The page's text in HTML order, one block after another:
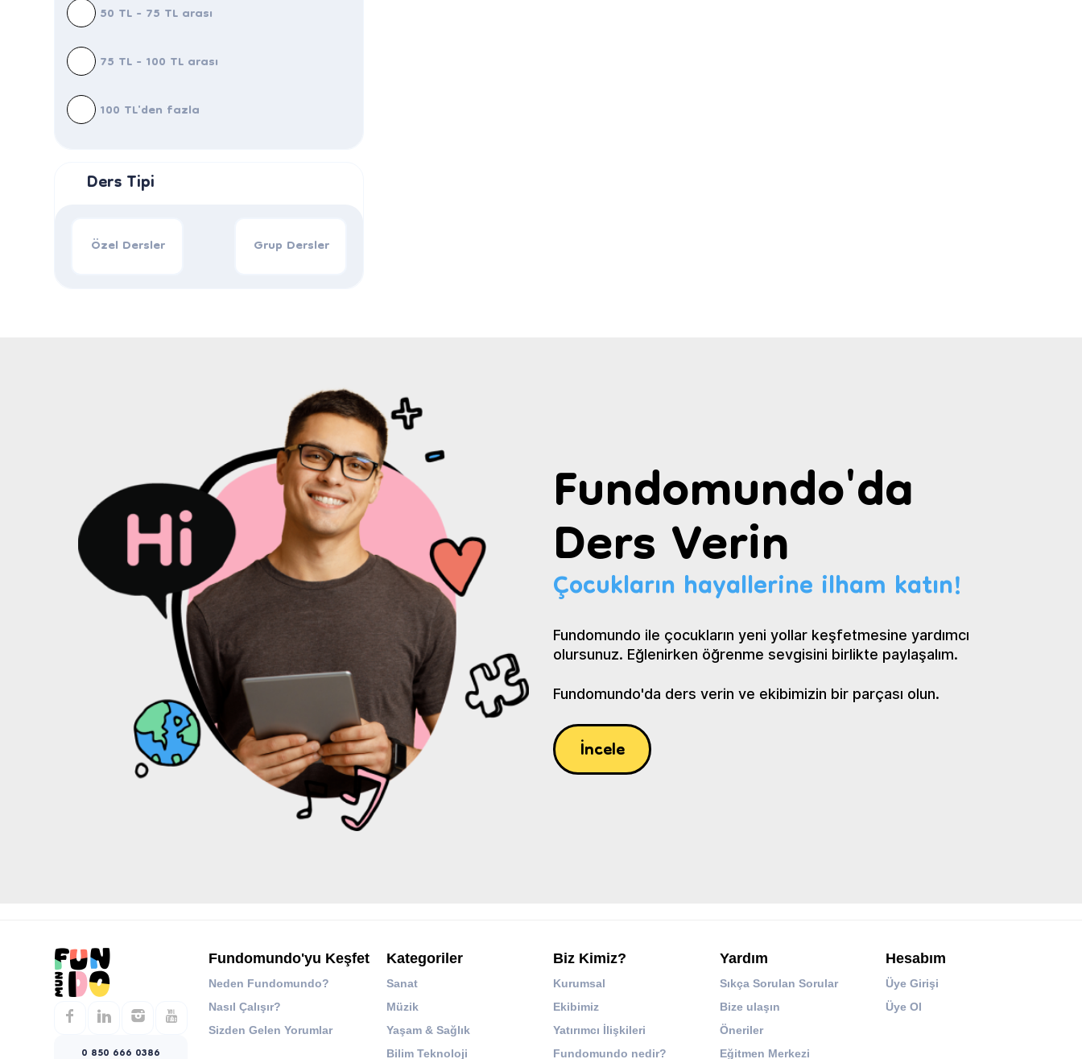
50 TL - 75 TL arası
75 TL - 100 TL arası
100 TL'den fazla
Ders Tipi
Özel Dersler Grup Dersler
Fundomundo'da
Ders Verin
Çocukların hayallerine ilham katın!
Fundomundo ile çocukların yeni yollar keşfetmesine yardımcı
olursunuz. Eğlenirken öğrenme sevgisini birlikte paylaşalım.
Fundomundo'da ders verin ve ekibimizin bir parçası olun.
İncele
0 850 666 0386
Fundomundo'yu Keşfet
Neden Fundomundo?
Nasıl Çalışır?
Sizden Gelen Yorumlar
Kategoriler
Sanat
Müzik
Yaşam & Sağlık
Bilim Teknoloji
Biz Kimiz?
Kurumsal
Ekibimiz
Yatırımcı İlişkileri
Fundomundo nedir?
Yardım
Sıkça Sorulan Sorular
Bize ulaşın
Öneriler
Eğitmen Merkezi
Hesabım
Üye Girişi
Üye Ol